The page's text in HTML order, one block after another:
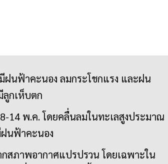
นฟ้าคะนอง ลมกระโชกแรง และฝน
กเห็บตก
14 พ.ค. โดยคลื่นลมในทะเลสูงประมาณ
ฝนฟ้าคะนอง
สภาพอากาศแปรปรวน โดยเฉพาะใน